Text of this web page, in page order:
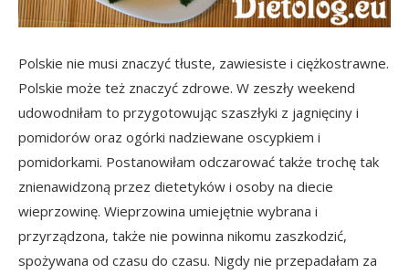
Polskie nie musi znaczyć tłuste, zawiesiste i ciężkostrawne.
Polskie może też znaczyć zdrowe. W zeszły weekend
udowodniłam to przygotowując szaszłyki z jagnięciny i
pomidorów oraz ogórki nadziewane oscypkiem i
pomidorkami. Postanowiłam odczarować także trochę tak
znienawidzoną przez dietetyków i osoby na diecie
wieprzowinę. Wieprzowina umiejętnie wybrana i
przyrządzona, także nie powinna nikomu zaszkodzić,
spożywana od czasu do czasu. Nigdy nie przepadałam za